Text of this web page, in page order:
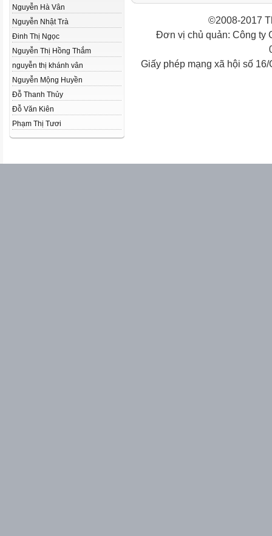
Nguyễn Hà Vân
Nguyễn Nhật Trà
Đinh Thị Ngọc
Nguyễn Thị Hồng Thắm
nguyễn thị khánh vân
Nguyễn Mộng Huyền
Đỗ Thanh Thủy
Đỗ Văn Kiên
Phạm Thị Tươi
©2008-2017
Đơn vị chủ quản: Công ty
Giấy phép mạng xã hội số